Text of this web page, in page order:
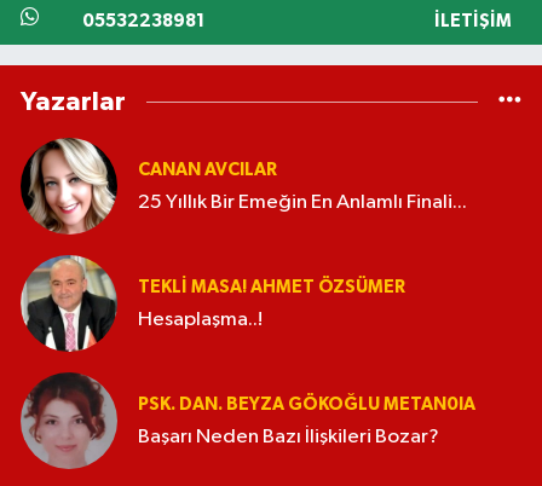
05532238981 İLETIŞIM
Yazarlar
CANAN AVCILAR
25 Yıllık Bir Emeğin En Anlamlı Finali...
TEKLI MASA! AHMET ÖZSÜMER
Hesaplaşma..!
PSK. DAN. BEYZA GÖKOĞLU METAN0IA
Başarı Neden Bazı İlişkileri Bozar?